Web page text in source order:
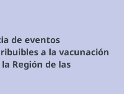
de eventos
a la vacunación
Región de las